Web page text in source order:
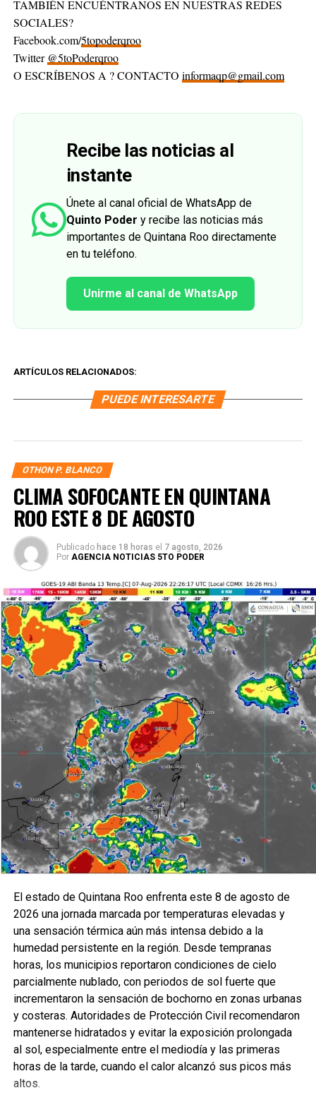
TAMBIÉN ENCUÉNTRANOS EN NUESTRAS REDES
SOCIALES?
Facebook.com/5topoderqroo
Twitter @5toPoderqroo
O ESCRÍBENOS A ? CONTACTO informaqp@gmail.com
Recibe las noticias al
instante
Únete al canal oficial de WhatsApp de
Quinto Poder y recibe las noticias más
importantes de Quintana Roo directamente
en tu teléfono.
Unirme al canal de WhatsApp
ARTÍCULOS RELACIONADOS:
PUEDE INTERESARTE
OTHON P. BLANCO
CLIMA SOFOCANTE EN QUINTANA
ROO ESTE 8 DE AGOSTO
Publicado hace 18 horas el 7 agosto, 2026
Por AGENCIA NOTICIAS 5TO PODER
El estado de Quintana Roo enfrenta este 8 de agosto de
2026 una jornada marcada por temperaturas elevadas y
una sensación térmica aún más intensa debido a la
humedad persistente en la región. Desde tempranas
horas, los municipios reportaron condiciones de cielo
parcialmente nublado, con periodos de sol fuerte que
incrementaron la sensación de bochorno en zonas urbanas
y costeras. Autoridades de Protección Civil recomendaron
mantenerse hidratados y evitar la exposición prolongada
al sol, especialmente entre el mediodía y las primeras
horas de la tarde, cuando el calor alcanzó sus picos más
altos.